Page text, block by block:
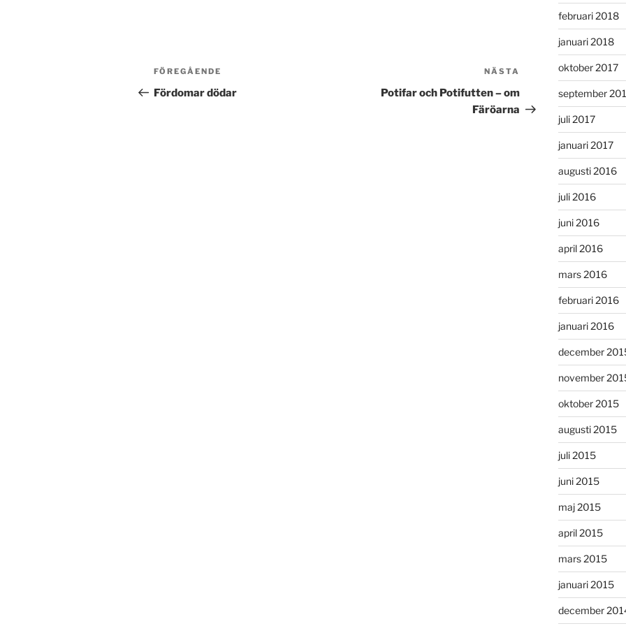
Inläggsnavigering
Föregående
inlägg
FÖREGÅENDE
Fördomar dödar
inlägg
NÄSTA
Potifar och Potifutten – om
Färöarna
februari 2018
januari 2018
oktober 2017
september
juli 2017
januari 2017
augusti 2016
juli 2016
juni 2016
april 2016
mars 2016
februari 2016
januari 2016
december
november
oktober 2015
augusti 2015
juli 2015
juni 2015
maj 2015
april 2015
mars 2015
januari 2015
december